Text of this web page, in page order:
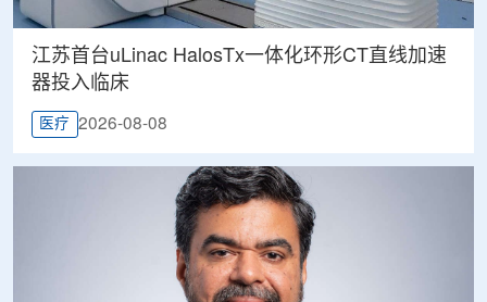
江苏首台uLinac HalosTx一体化环形CT直线加速
器投入临床
医疗 2026-08-08